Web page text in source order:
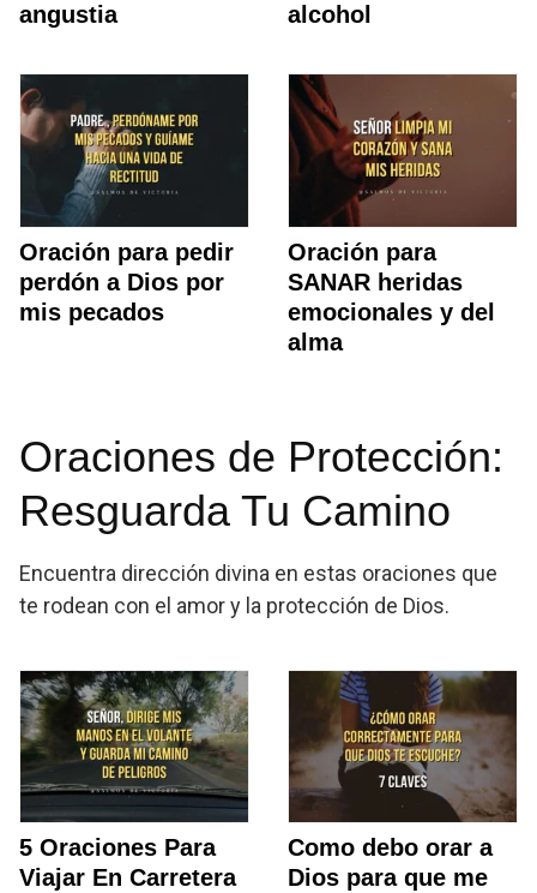
angustia
alcohol
Oración para pedir
perdón a Dios por
mis pecados
Oración para
SANAR heridas
emocionales y del
alma
Oraciones de Protección:
Resguarda Tu Camino
Encuentra dirección divina en estas oraciones que
te rodean con el amor y la protección de Dios.
5 Oraciones Para
Viajar En Carretera
Como debo orar a
Dios para que me